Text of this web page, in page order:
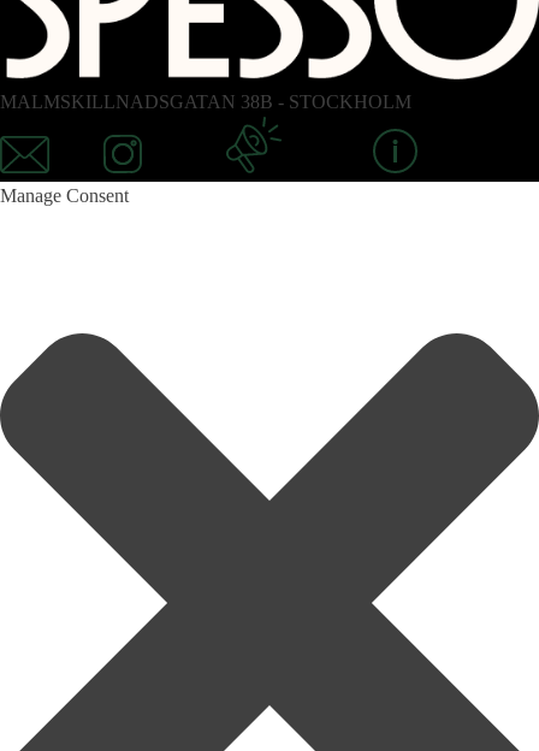
MALMSKILLNADSGATAN 38B - STOCKHOLM
Manage Consent